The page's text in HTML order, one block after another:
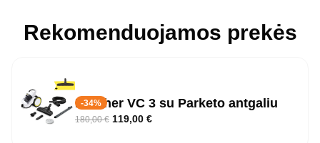
Rekomenduojamos prekės
-34%
Karcher VC 3 su Parketo antgaliu
180,00€ 119,00 €